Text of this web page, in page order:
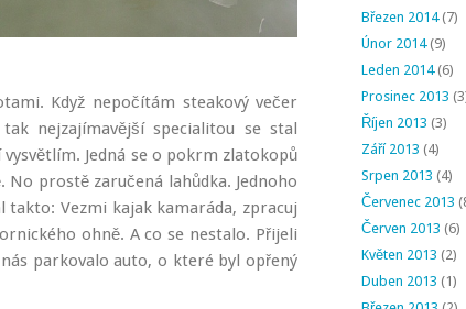
Když nepočítám steakový večer
nejzajímavější specialitou se stal
Jedná se o pokrm zlatokopů
prostě zaručená lahůdka. Jednoho
takto: Vezmi kajak kamaráda, zpracuj
ohně. A co se nestalo. Přijeli
parkovalo auto, o které byl opřený
Březen 2014(7)
Únor 2014(9)
Leden 2014(6)
Prosinec 2013
Říjen 2013 (3)
Září 2013 (4)
Srpen 2013 (4)
Červenec 2013
Červen 2013 (6)
Květen 2013 (2)
Duben 2013 (1)